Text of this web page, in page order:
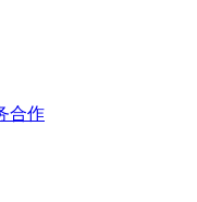
合作